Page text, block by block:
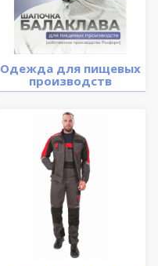
Одежда для пищевых
производств